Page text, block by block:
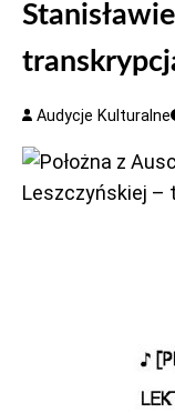
Audycje Kulturalne